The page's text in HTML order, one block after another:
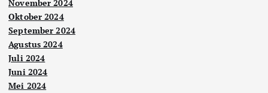
November 2024
Oktober 2024
September 2024
Agustus 2024
Juli 2024
Juni 2024
Mei 2024